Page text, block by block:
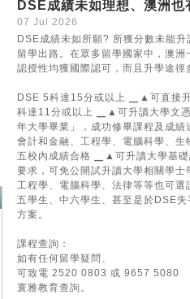
DSE成績未如理想、澳洲也
07 Jul 2026
DSE成績未如所願? 所獲分數未能
留學出路。在眾多留學國家中，澳
認授性均獲國際認可，而且升學途
DSE 5科達15分或以上 ▁▲可直接
科達11分或以上 ▁▲可升讀大學文
年大學畢業」，成功修畢課程及成
會計和金融、工程學、電腦科學、
五校內成績合格 ▁▲可升讀大學基
要求，可免公開試升讀大學相關學
工程學、電腦科學、法律等等也可
五學生、中六學生、甚至是於DSE
方案。
課程查詢：
如有任何留學疑問、
可致電 2520 0803 或 9657 5080
寰雅教育查詢。